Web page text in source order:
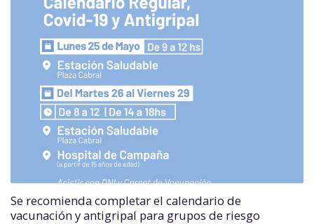
Se recomienda completar el calendario de
vacunación y antigripal para grupos de riesgo